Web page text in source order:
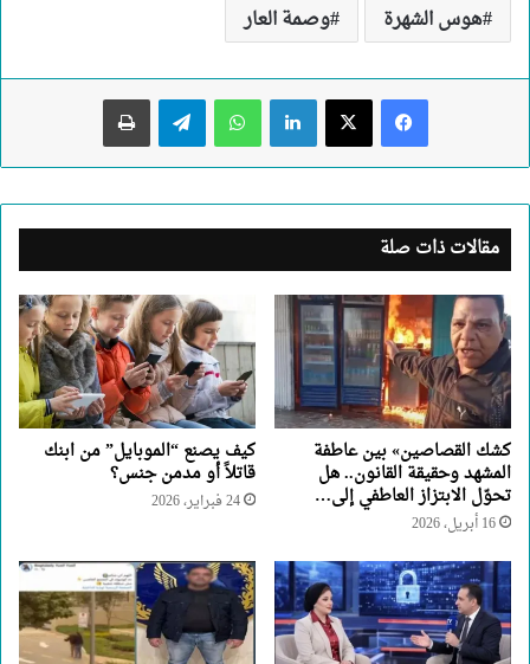
هوس الشهرة
وصمة العار
لينكدإن واتساب تيلقرام طباعة
مقالات ذات صلة
كشك القصاصين» بين عاطفة
المشهد وحقيقة القانون.. هل
تحوّل الابتزاز العاطفي إلى…
16 أبريل، 2026
كيف يصنع “الموبايل” من ابنك
قاتلاً أو مدمن جنس؟
24 فبراير، 2026